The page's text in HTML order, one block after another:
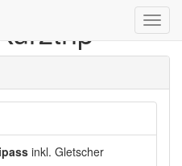
inkl. Gletscher